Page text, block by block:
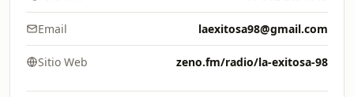
Email laexitosa98@gmail.com
Sitio Web zeno.fm/radio/la-exitosa-98